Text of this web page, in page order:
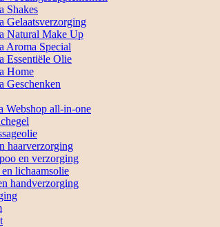
Shakes
Gelaatsverzorging
Natural Make Up
Aroma Special
Essentiële Olie
Home
Geschenken
Webshop all-in-one
haarverzorging
en verzorging
lichaamsolie
handverzorging